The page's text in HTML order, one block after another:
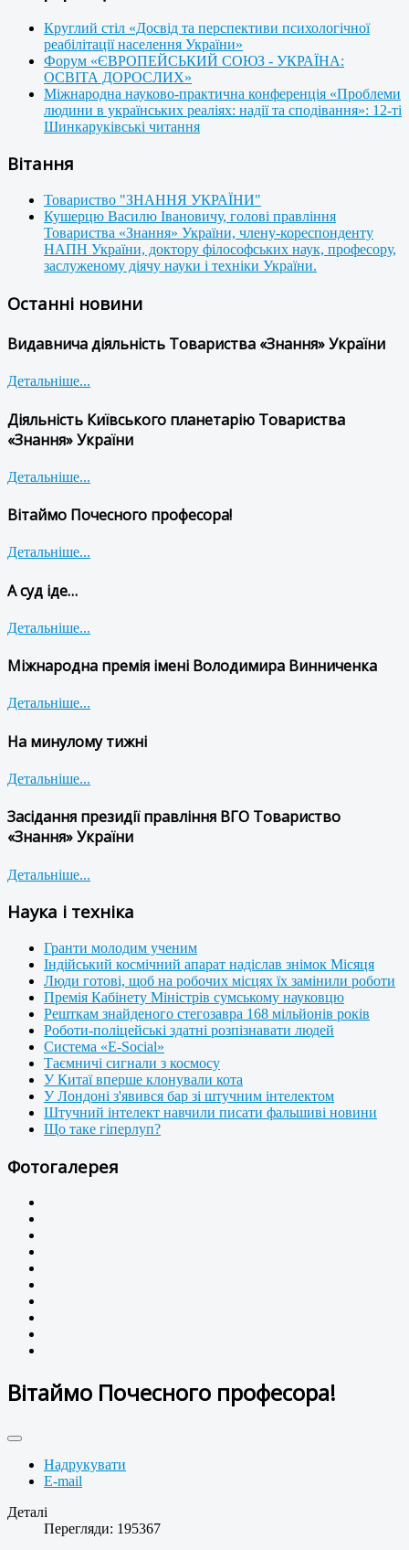
Круглий стіл «Досвід та перспективи психологічної
реабілітації населення України»
Форум «ЄВРОПЕЙСЬКИЙ СОЮЗ - УКРАЇНА:
ОСВІТА ДОРОСЛИХ»
Міжнародна науково-практична конференція «Проблеми
людини в українських реаліях: надії та сподівання»: 12-ті
Шинкаруківські читання
Вітання
Товариство "ЗНАННЯ УКРАЇНИ"
Кушерцю Василю Івановичу, голові правління
Товариства «Знання» України, члену-кореспонденту
НАПН України, доктору філософських наук, професору,
заслуженому діячу науки і техніки України.
Останні новини
Видавнича діяльність Товариства «Знання» України
Детальніше...
Діяльність Київського планетарію Товариства
«Знання» України
Детальніше...
Вітаймо Почесного професора!
Детальніше...
А суд іде…
Детальніше...
Міжнародна премія імені Володимира Винниченка
Детальніше...
На минулому тижні
Детальніше...
Засідання президії правління ВГО Товариство
«Знання» України
Детальніше...
Наука і техніка
Гранти молодим ученим
Індійський космічний апарат надіслав знімок Місяця
Люди готові, щоб на робочих місцях їх замінили роботи
Премія Кабінету Міністрів сумському науковцю
Решткам знайденого стегозавра 168 мільйонів років
Роботи-поліцейські здатні розпізнавати людей
Система «E-Social»
Таємничі сигнали з космосу
У Китаї вперше клонували кота
У Лондоні з'явився бар зі штучним інтелектом
Штучний інтелект навчили писати фальшиві новини
Що таке гіперлуп?
Фотогалерея
Вітаймо Почесного професора!
Надрукувати
E-mail
Деталі
Перегляди: 195367